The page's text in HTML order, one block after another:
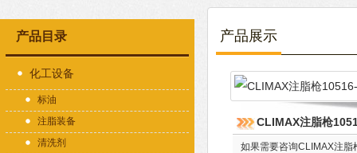
产品目录
化工设备
标油
注脂装备
清洗剂
产品展示
CLIMAX注脂枪
如果需要咨询CLIMAX注